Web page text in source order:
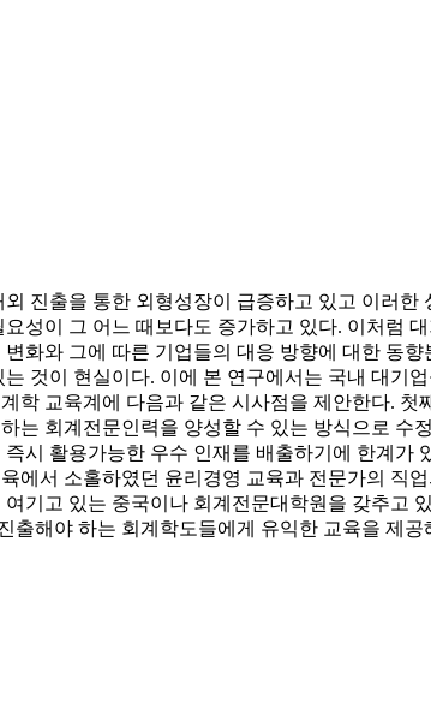
진출을 통한 외형성장이 급증하고 있고 이러
성이 그 어느 때보다도 증가하고 있다. 이처럼
화와 그에 따른 기업들의 대응 방향에 대한 동
것이 현실이다. 이에 본 연구에서는 국내 대기
학 교육계에 다음과 같은 시사점을 제안한다.
는 회계전문인력을 양성할 수 있는 방식으로 수
시 활용가능한 우수 인재를 배출하기에 한계가
에서 소홀하였던 윤리경영 교육과 전문가의 직
기고 있는 중국이나 회계전문대학원을 갖추고
해야 하는 회계학도들에게 유익한 교육을 제공